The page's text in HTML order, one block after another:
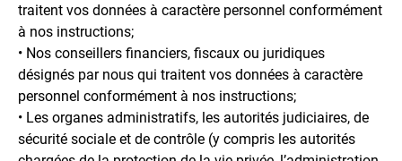
traitent vos données à caractère personnel conformément
à nos instructions;
• Nos conseillers financiers, fiscaux ou juridiques
désignés par nous qui traitent vos données à caractère
personnel conformément à nos instructions;
• Les organes administratifs, les autorités judiciaires, de
sécurité sociale et de contrôle (y compris les autorités